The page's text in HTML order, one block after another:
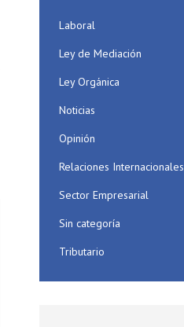
Laboral
Ley de Mediación
Ley Orgánica
Noticias
Opinión
Relaciones Internacionales
Sector Empresarial
Sin categoría
Tributario